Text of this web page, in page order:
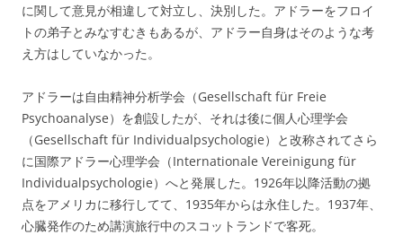
に関して意見が相違して対立し、決別した。アドラーをフロイ
トの弟子とみなすむきもあるが、アドラー自身はそのような考
え方はしていなかった。
アドラーは自由精神分析学会（Gesellschaft für Freie
Psychoanalyse）を創設したが、それは後に個人心理学会
（Gesellschaft für Individualpsychologie）と改称されてさら
に国際アドラー心理学会（Internationale Vereinigung für
Individualpsychologie）へと発展した。1926年以降活動の拠
点をアメリカに移行してて、1935年からは永住した。1937年、
心臓発作のため講演旅行中のスコットランドで客死。